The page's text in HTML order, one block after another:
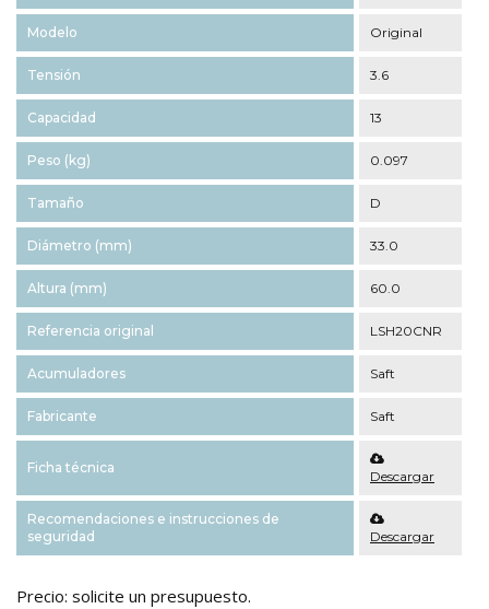
Modelo Original
Tensión 3.6
Capacidad 13
Peso (kg) 0.097
Tamaño D
Diámetro (mm) 33.0
Altura (mm) 60.0
Referencia original LSH20CNR
Acumuladores Saft
Fabricante Saft
Ficha técnica
Descargar
Recomendaciones e instrucciones de
seguridad
Descargar
Precio: solicite un presupuesto.